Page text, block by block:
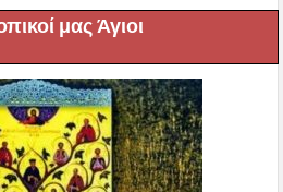
μας Άγιοι